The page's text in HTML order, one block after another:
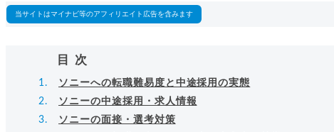
当サイトはマイナビ等のアフィリエイト広告を含みます
目次
ソニーへの転職難易度と中途採用の実態
ソニーの中途採用・求人情報
ソニーの面接・選考対策